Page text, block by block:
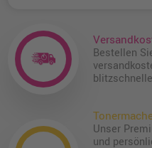
Bestellen
Unser
und